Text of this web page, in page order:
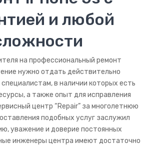
и любой
на профессиональный ремонт
нужно отдать действительно
в наличии которых есть
а также опыт для исправления
центр “Repair” за многолетнюю
подобных услуг заслужил
уважение и доверие постоянных
инженеры центра имеют достаточно